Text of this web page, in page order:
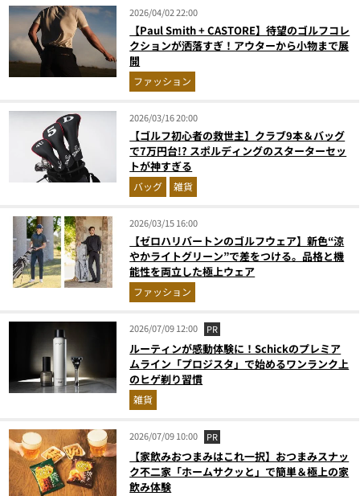
2026/04/02 22:00
【Paul Smith + CASTORE】待望のゴルフコレ
クションが洒落すぎ！アウターから小物まで展
開
ファッション
2026/03/16 20:00
【ゴルフ初心者の救世主】クラブ9本＆バッグ
で7万円台!? スポルディングのスターターセッ
トが神すぎる
バッグ 雑貨
2026/03/15 16:00
【ゼロハリバートンのゴルフウェア】新色“涼
やかライトグリーン”で差をつける。品格と機
能性を両立した極上ウェア
ファッション
2026/07/09 12:00 PR
ルーティンが感動体験に！Schickのプレミア
ムライン「プロジスタ」で始めるワンランク上
のヒゲ剃り習慣
雑貨
2026/07/09 10:00 PR
【家飲みおつまみはこれ一択】おつまみスナッ
ク不二家「ホームサクッと」で簡単＆極上の家
飲み体験